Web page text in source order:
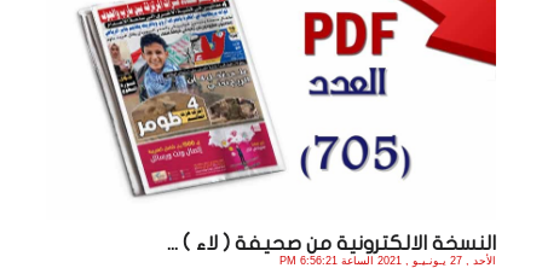
النسخة الالكترونية من صحيفة ( لاء ) ...
الأحد , 27 يـونـيـو , 2021 الساعة 6:56:21 PM